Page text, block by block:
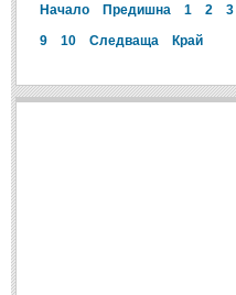
Post: 28 Юни 2018
Усмивката
Нищо не съществува
Начало Предишна 1 2 3
9
10 Следваща Край